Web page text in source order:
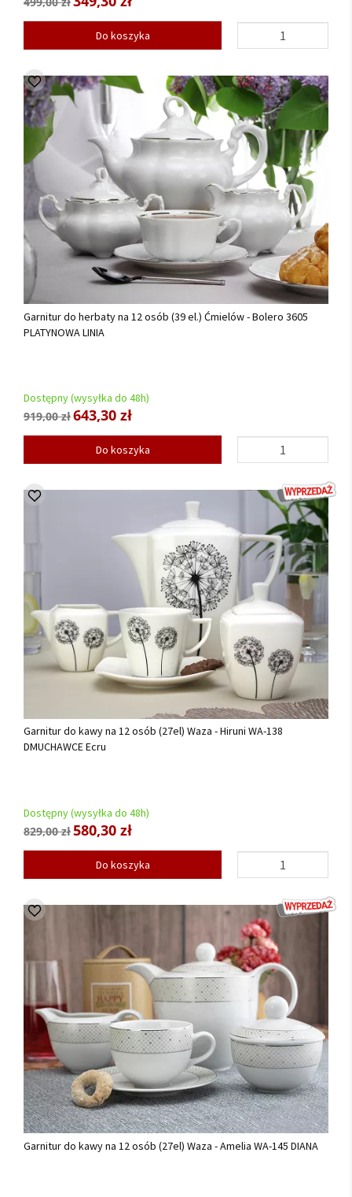
Do koszyka
Garnitur do herbaty na 12 osób (39 el.) Ćmielów - Bolero 3605
PLATYNOWA LINIA
Dostępny (wysyłka do 48h)
919,00 zł643,30 zł
Do koszyka
Garnitur do kawy na 12 osób (27el) Waza - Hiruni WA-138
DMUCHAWCE Ecru
Dostępny (wysyłka do 48h)
829,00 zł580,30 zł
Do koszyka
Garnitur do kawy na 12 osób (27el) Waza - Amelia WA-145 DIANA